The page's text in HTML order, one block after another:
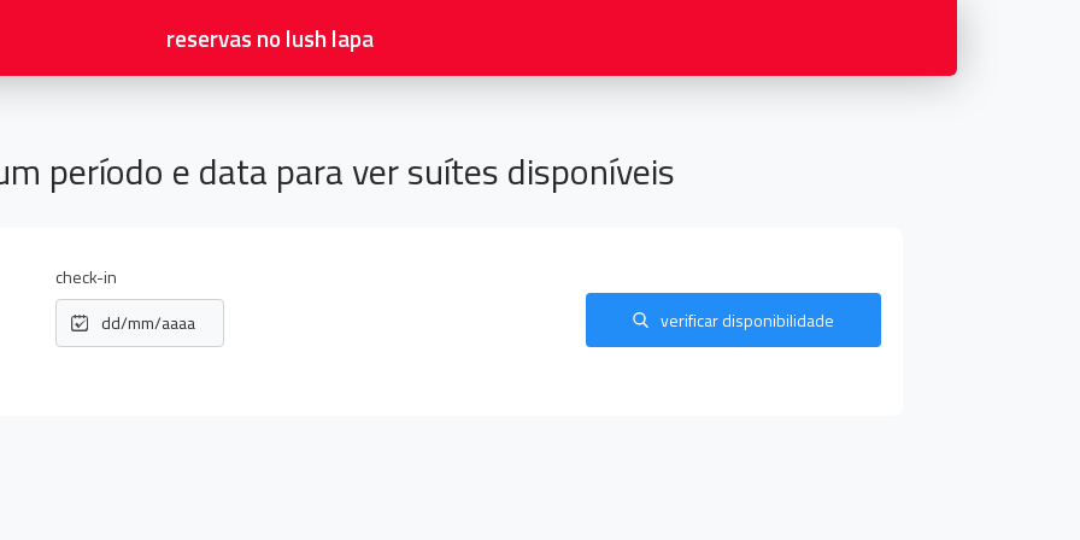
reservas no lush lapa
período e data para ver suítes disponíveis
check-in
dd/mm/aaaa
verificar disponibilidade